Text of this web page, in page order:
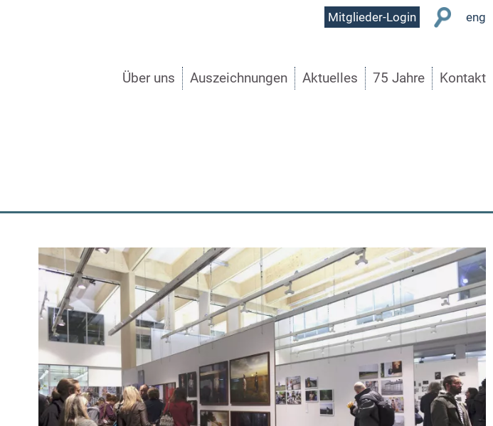
User
Mitglieder-Login eng
Über uns Auszeichnungen Aktuelles 75 Jahre Kontakt